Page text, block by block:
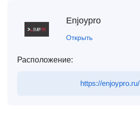
Enjoypro
Открыть
Расположение:
https://enjoypro.ru/